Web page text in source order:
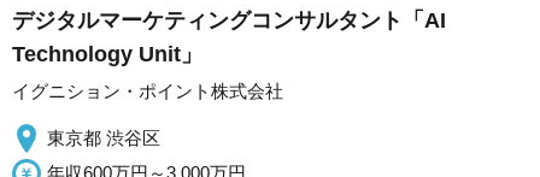
デジタルマーケティングコンサルタント「AI
Technology Unit」
イグニション・ポイント株式会社
東京都 渋谷区
年収600万円～3,000万円